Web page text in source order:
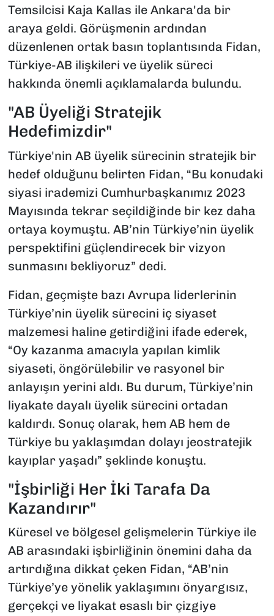
Temsilcisi Kaja Kallas ile Ankara'da bir
araya geldi. Görüşmenin ardından
düzenlenen ortak basın toplantısında Fidan,
Türkiye-AB ilişkileri ve üyelik süreci
hakkında önemli açıklamalarda bulundu.
"AB Üyeliği Stratejik
Hedefimizdir"
Türkiye'nin AB üyelik sürecinin stratejik bir
hedef olduğunu belirten Fidan, “Bu konudaki
siyasi irademizi Cumhurbaşkanımız 2023
Mayısında tekrar seçildiğinde bir kez daha
ortaya koymuştu. AB’nin Türkiye’nin üyelik
perspektifini güçlendirecek bir vizyon
sunmasını bekliyoruz” dedi.
Fidan, geçmişte bazı Avrupa liderlerinin
Türkiye’nin üyelik sürecini iç siyaset
malzemesi haline getirdiğini ifade ederek,
“Oy kazanma amacıyla yapılan kimlik
siyaseti, öngörülebilir ve rasyonel bir
anlayışın yerini aldı. Bu durum, Türkiye’nin
liyakate dayalı üyelik sürecini ortadan
kaldırdı. Sonuç olarak, hem AB hem de
Türkiye bu yaklaşımdan dolayı jeostratejik
kayıplar yaşadı” şeklinde konuştu.
"İşbirliği Her İki Tarafa Da
Kazandırır"
Küresel ve bölgesel gelişmelerin Türkiye ile
AB arasındaki işbirliğinin önemini daha da
artırdığına dikkat çeken Fidan, “AB’nin
Türkiye’ye yönelik yaklaşımını önyargısız,
gerçekçi ve liyakat esaslı bir çizgiye